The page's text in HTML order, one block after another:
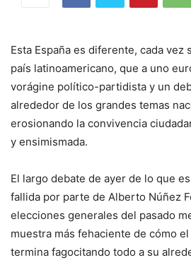
Esta España es diferente, cada vez
país latinoamericano, que a uno
vorágine político-partidista y un
alrededor de los grandes temas
erosionando la convivencia
y ensimismada.
El largo debate de ayer de lo que
fallida por parte de Alberto Núñez
elecciones generales del pasado
muestra más fehaciente de cómo
termina fagocitando todo a su